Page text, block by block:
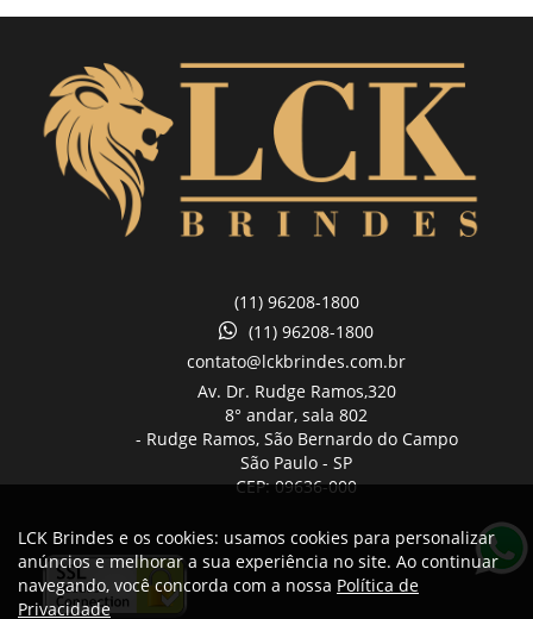
(11) 96208-1800
(11) 96208-1800
contato@lckbrindes.com.br
Av. Dr. Rudge Ramos,320
8° andar, sala 802
- Rudge Ramos, São Bernardo do Campo
São Paulo - SP
CEP: 09636-000
LCK Brindes e os cookies: usamos cookies para personalizar
anúncios e melhorar a sua experiência no site. Ao continuar
navegando, você concorda com a nossa Política de
Privacidade